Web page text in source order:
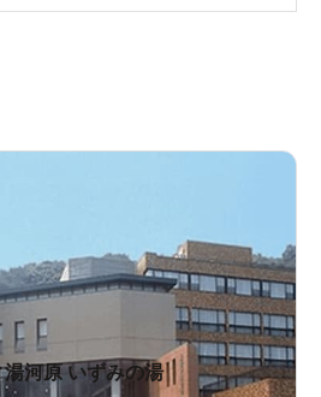
湯河原 いずみの湯